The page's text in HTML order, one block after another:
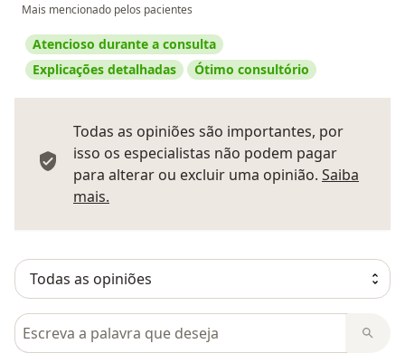
Mais mencionado pelos pacientes
Atencioso durante a consulta
Explicações detalhadas
Ótimo consultório
Todas as opiniões são importantes, por
isso os especialistas não podem pagar
para alterar ou excluir uma opinião. Saiba
mais.
Pesquisar em opiniões